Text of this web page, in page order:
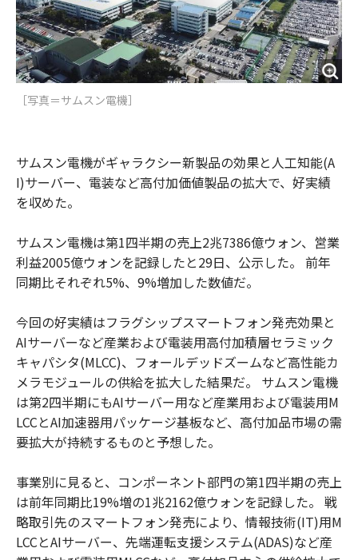
［写真＝サムスン電機］
サムスン電機がギャラクシー新製品の効果と人工知能(A
I)サーバー、電装など高付加価値製品の拡大で、好実績
を収めた。
サムスン電機は第1四半期の売上2兆7386億ウォン、営業
利益2005億ウォンを記録したと29日、公示した。 前年
同期比それぞれ5%、9%増加した数値だ。
今回の好実績はフラグシップスマートフォン発売効果と
AIサーバーなど産業および電装用高付加積層セラミック
キャパシタ(MLCC)、フォールデッドズームなど高性能カ
メラモジュールの供給を拡大した結果だ。 サムスン電機
は第2四半期にもAIサーバー用など産業用および電装用M
LCCとAI加速器用パッケージ基板など、高付加品市場の需
要拡大が持続するものと予想した。
事業別に見ると、コンポーネント部門の第1四半期の売上
は前年同期比19%増の1兆2162億ウォンを記録した。 戦
略取引先のスマートフォン発売により、情報技術(IT)用M
LCCとAIサーバー、先端運転支援システム(ADAS)など産